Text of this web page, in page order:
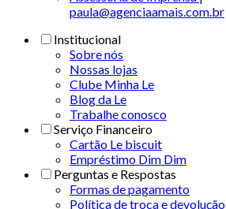
paula@agenciaamais.com.br
Institucional
Sobre nós
Nossas lojas
Clube Minha Le
Blog da Le
Trabalhe conosco
Serviço Financeiro
Cartão Le biscuit
Empréstimo Dim Dim
Perguntas e Respostas
Formas de pagamento
Política de troca e devolução